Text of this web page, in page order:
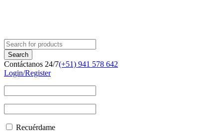
Contáctanos 24/7(+51) 941 578 642
Login/Register
Recuérdame